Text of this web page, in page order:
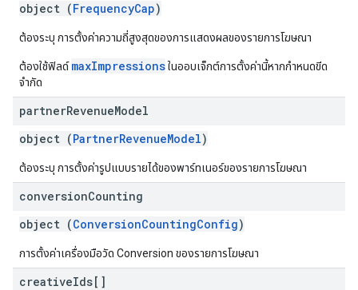
object (FrequencyCap)
ต้องระบุ การตั้งค่าความถี่สูงสุดของการแสดงผลของรายการโฆษณา
ต้องใช้ฟิลด์maxImpressionsในออบเจ็กต์การตั้งค่านี้หากกำหนดขีด
จำกัด
partnerRevenueModel
object (PartnerRevenueModel)
ต้องระบุ การตั้งค่ารูปแบบรายได้ของพาร์ทเนอร์ของรายการโฆษณา
conversionCounting
object (ConversionCountingConfig)
การตั้งค่าเครื่องมือวัด Conversion ของรายการโฆษณา
creativeIds[]